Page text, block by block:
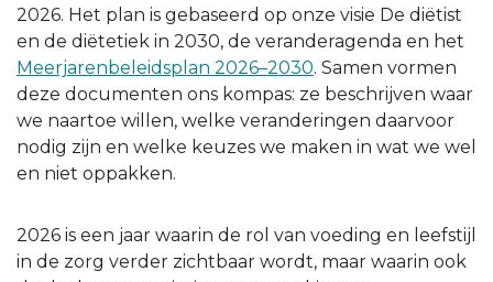
2026. Het plan is gebaseerd op onze visie De diëtist
en de diëtetiek in 2030, de veranderagenda en het
Meerjarenbeleidsplan 2026–2030. Samen vormen
deze documenten ons kompas: ze beschrijven waar
we naartoe willen, welke veranderingen daarvoor
nodig zijn en welke keuzes we maken in wat we wel
en niet oppakken.
2026 is een jaar waarin de rol van voeding en leefstijl
in de zorg verder zichtbaar wordt, maar waarin ook